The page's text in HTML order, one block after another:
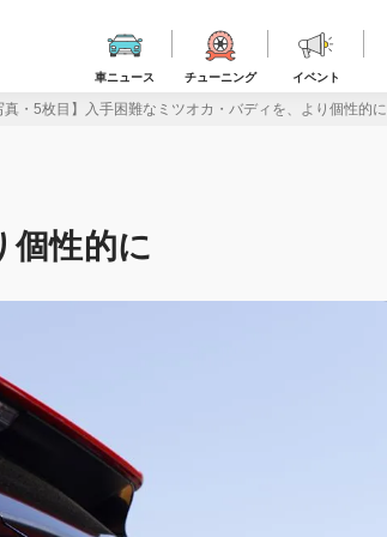
車ニュース チューニング イベント
真・5枚目】入手困難なミツオカ・バディを、より個性的に
個性的に